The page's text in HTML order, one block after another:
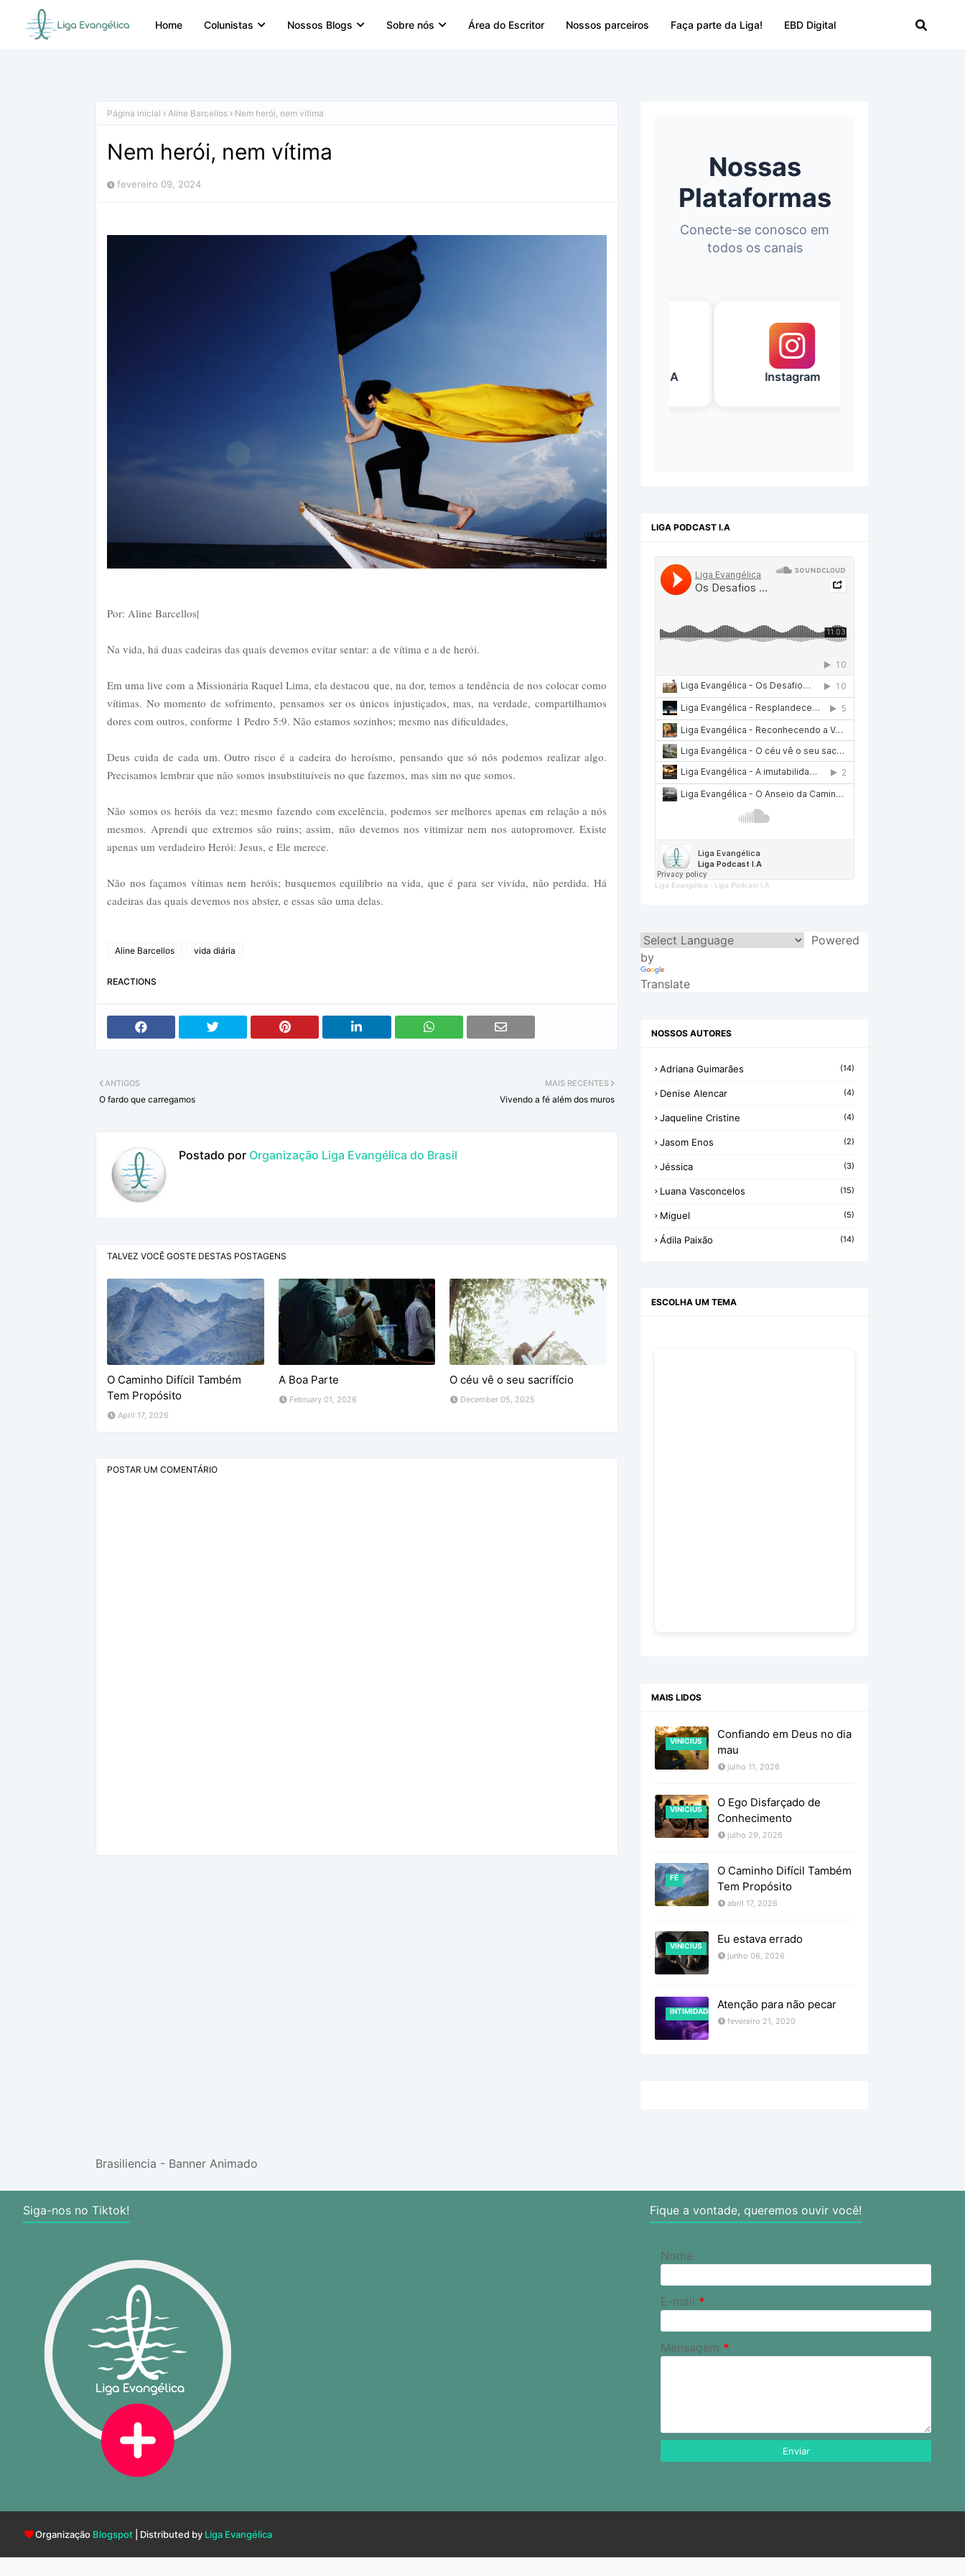
Home Colunistas Nossos Blogs Sobre nós Área do Escritor Nossos parceiros Faça parte da Liga! EBD Digital
Página inicial Aline Barcellos Nem herói, nem vítima
Nem herói, nem vítima
fevereiro 09, 2024
Por: Aline Barcellos|
Na vida, há duas cadeiras das quais devemos evitar sentar: a de vítima e a de herói.
Em uma live com a Missionária Raquel Lima, ela destacou que, na dor, temos a tendência de nos colocar como
vítimas. No momento de sofrimento, pensamos ser os únicos injustiçados, mas, na verdade, compartilhamos
dores com outros, conforme 1 Pedro 5:9. Não estamos sozinhos; mesmo nas dificuldades,
Deus cuida de cada um. Outro risco é a cadeira do heroísmo, pensando que só nós podemos realizar algo.
Precisamos lembrar que não somos insubstituíveis no que fazemos, mas sim no que somos.
Não somos os heróis da vez; mesmo fazendo com excelência, podemos ser melhores apenas em relação a nós
mesmos. Aprendi que extremos são ruins; assim, não devemos nos vitimizar nem nos autopromover. Existe
apenas um verdadeiro Herói: Jesus, e Ele merece.
Não nos façamos vítimas nem heróis; busquemos equilíbrio na vida, que é para ser vivida, não perdida. Há
cadeiras das quais devemos nos abster, e essas são uma delas.
Aline Barcellos vida diária
REACTIONS
MAIS RECENTES
Vivendo a fé além dos muros
ANTIGOS
O fardo que carregamos
Postado por Organização Liga Evangélica do Brasil
TALVEZ VOCÊ GOSTE DESTAS POSTAGENS
O Caminho Difícil Também
Tem Propósito
April 17, 2026
A Boa Parte
February 01, 2026
O céu vê o seu sacrifício
December 05, 2025
POSTAR UM COMENTÁRIO
Nossas
Plataformas
Conecte-se conosco em
todos os canais
Instagram
LIGA PODCAST I.A
Liga Evangélica · Liga Podcast I.A
Powered
by
Translate
NOSSOS AUTORES
Adriana Guimarães (14)
Denise Alencar (4)
Jaqueline Cristine (4)
Jasom Enos (2)
Jéssica (3)
Luana Vasconcelos (15)
Miguel (5)
Ádila Paixão (14)
ESCOLHA UM TEMA
MAIS LIDOS
VINICIUS
Confiando em Deus no dia
mau
julho 11, 2026
VINICIUS
O Ego Disfarçado de
Conhecimento
julho 29, 2026
FÉ
O Caminho Difícil Também
Tem Propósito
abril 17, 2026
VINICIUS Eu estava errado
junho 06, 2026
INTIMIDADE Atenção para não pecar
fevereiro 21, 2020
Brasiliencia - Banner Animado
Siga-nos no Tiktok! Fique a vontade, queremos ouvir você!
Nome
E-mail *
Mensagem *
Organização Blogspot | Distributed by Liga Evangélica